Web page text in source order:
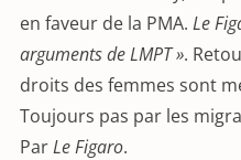
en faveur de la PMA. Le
arguments de LMPT ».
droits des femmes sont
Toujours pas par les
ParLe Figaro.